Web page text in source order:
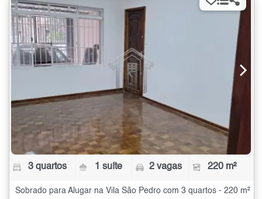
3 quartos 1 suíte 2 vagas 220 m²
Sobrado para Alugar na Vila São Pedro com 3 quartos - 220 m²